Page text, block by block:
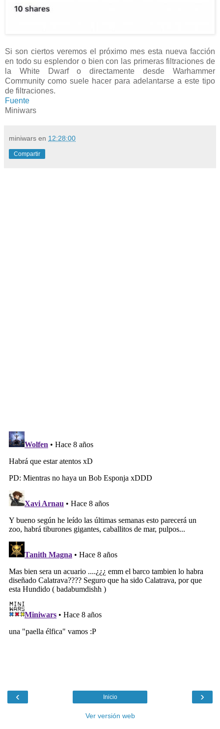
Si son ciertos veremos el próximo mes esta nueva facción
en todo su esplendor o bien con las primeras filtraciones de
la White Dwarf o directamente desde Warhammer
Community como suele hacer para adelantarse a este tipo
de filtraciones.
Fuente
Miniwars
miniwars en 12:28:00
Compartir
‹ ›
Inicio
Ver versión web